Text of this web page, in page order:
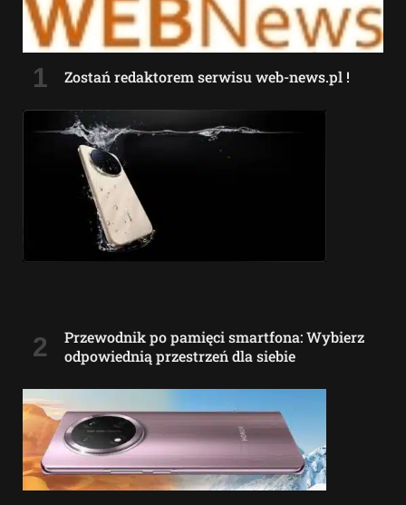
Zostań redaktorem serwisu web-news.pl !
Przewodnik po pamięci smartfona: Wybierz
odpowiednią przestrzeń dla siebie